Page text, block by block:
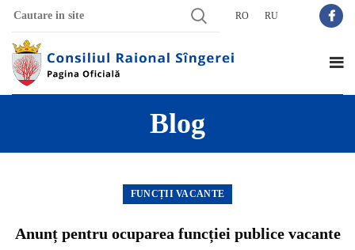
RO RU
Blog
FUNCȚII VACANTE
Anunț pentru ocuparea funcției publice vacante